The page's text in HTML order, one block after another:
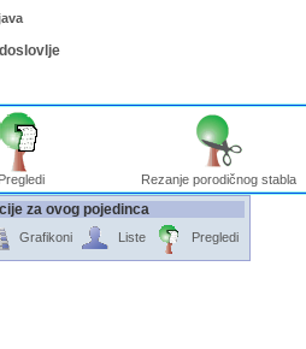
Pregledi Rezanje porodičnog stabla
za ovog pojedinca
Grafikoni Liste Pregledi